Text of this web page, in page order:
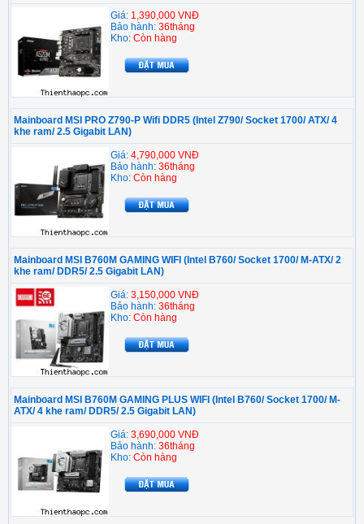
Giá: 1,390,000 VNĐ
Bảo hành: 36tháng
Kho: Còn hàng
Mainboard MSI PRO Z790-P Wifi DDR5 (Intel Z790/ Socket 1700/ ATX/ 4
khe ram/ 2.5 Gigabit LAN)
Giá: 4,790,000 VNĐ
Bảo hành: 36tháng
Kho: Còn hàng
Mainboard MSI B760M GAMING WIFI (Intel B760/ Socket 1700/ M-ATX/ 2
khe ram/ DDR5/ 2.5 Gigabit LAN)
Giá: 3,150,000 VNĐ
Bảo hành: 36tháng
Kho: Còn hàng
Mainboard MSI B760M GAMING PLUS WIFI (Intel B760/ Socket 1700/ M-
ATX/ 4 khe ram/ DDR5/ 2.5 Gigabit LAN)
Giá: 3,690,000 VNĐ
Bảo hành: 36tháng
Kho: Còn hàng